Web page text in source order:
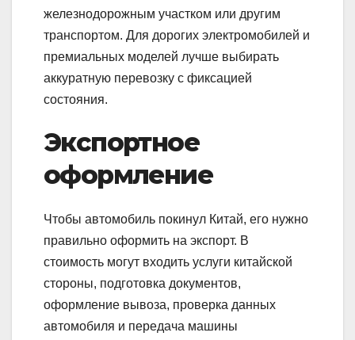
железнодорожным участком или другим
транспортом. Для дорогих электромобилей и
премиальных моделей лучше выбирать
аккуратную перевозку с фиксацией
состояния.
Экспортное
оформление
Чтобы автомобиль покинул Китай, его нужно
правильно оформить на экспорт. В
стоимость могут входить услуги китайской
стороны, подготовка документов,
оформление вывоза, проверка данных
автомобиля и передача машины